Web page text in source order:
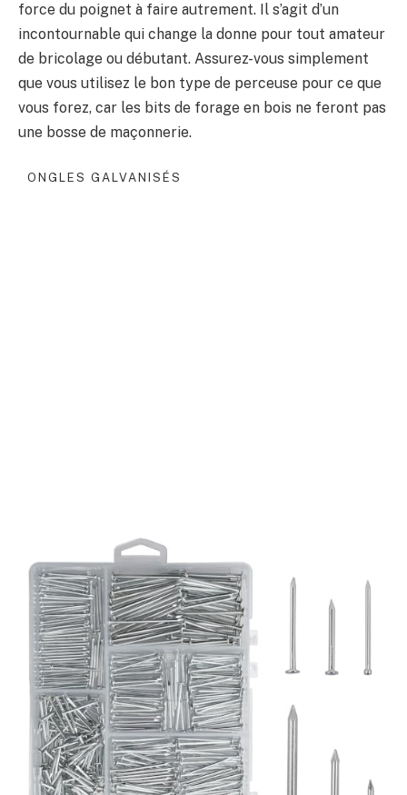
force du poignet à faire autrement. Il s’agit d’un
incontournable qui change la donne pour tout amateur
de bricolage ou débutant. Assurez-vous simplement
que vous utilisez le bon type de perceuse pour ce que
vous forez, car les bits de forage en bois ne feront pas
une bosse de maçonnerie.
ONGLES GALVANISÉS